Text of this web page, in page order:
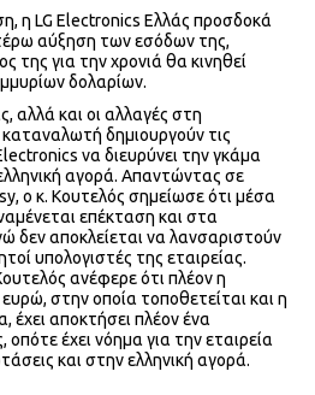
η LG Electronics Ελλάς προσδοκά
αύξηση των εσόδων της,
της για την χρονιά θα κινηθεί
δολαρίων.
αλλά και οι αλλαγές στη
δημιουργούν τις
να διευρύνει την γκάμα
αγορά. Απαντώντας σε
ο κ. Κουτελός σημείωσε ότι μέσα
επέκταση και στα
δεν αποκλείεται να λανσαριστούν
υπολογιστές της εταιρείας.
ανέφερε ότι πλέον η
στην οποία τοποθετείται και η
έχει αποκτήσει πλέον ένα
οπότε έχει νόημα για την εταιρεία
και στην ελληνική αγορά.